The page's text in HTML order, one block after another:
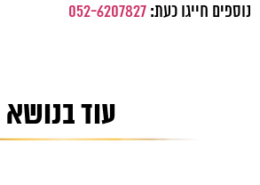
נוספים חייגו כעת: 052-6207827
עוד בנושא